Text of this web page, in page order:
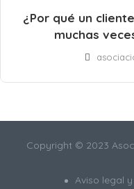
¿Por qué un
muchas
Copyright © 2023
Aviso legal